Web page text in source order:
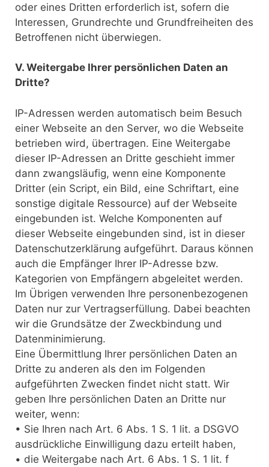
oder eines Dritten erforderlich ist, sofern die
Interessen, Grundrechte und Grundfreiheiten des
Betroffenen nicht überwiegen.
V. Weitergabe Ihrer persönlichen Daten an
Dritte?
IP-Adressen werden automatisch beim Besuch
einer Webseite an den Server, wo die Webseite
betrieben wird, übertragen. Eine Weitergabe
dieser IP-Adressen an Dritte geschieht immer
dann zwangsläufig, wenn eine Komponente
Dritter (ein Script, ein Bild, eine Schriftart, eine
sonstige digitale Ressource) auf der Webseite
eingebunden ist. Welche Komponenten auf
dieser Webseite eingebunden sind, ist in dieser
Datenschutzerklärung aufgeführt. Daraus können
auch die Empfänger Ihrer IP-Adresse bzw.
Kategorien von Empfängern abgeleitet werden.
Im Übrigen verwenden Ihre personenbezogenen
Daten nur zur Vertragserfüllung. Dabei beachten
wir die Grundsätze der Zweckbindung und
Datenminimierung.
Eine Übermittlung Ihrer persönlichen Daten an
Dritte zu anderen als den im Folgenden
aufgeführten Zwecken findet nicht statt. Wir
geben Ihre persönlichen Daten an Dritte nur
weiter, wenn:
• Sie Ihren nach Art. 6 Abs. 1 S. 1 lit. a DSGVO
ausdrückliche Einwilligung dazu erteilt haben,
• die Weitergabe nach Art. 6 Abs. 1 S. 1 lit. f